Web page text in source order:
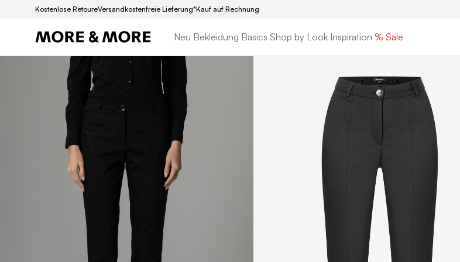
Kostenlose RetoureVersandkostenfreie Lieferung*Kauf auf Rechnung
Neu Bekleidung Basics Shop by Look Inspiration % Sale